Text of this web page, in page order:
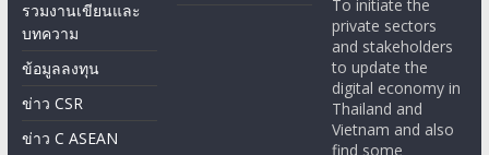
ข่าว C ASEAN
วีดีโอ สภาธุรกิจ
digital economy in
Thailand and
Vietnam and also
find some
inspirations of new
investment
opportunities in